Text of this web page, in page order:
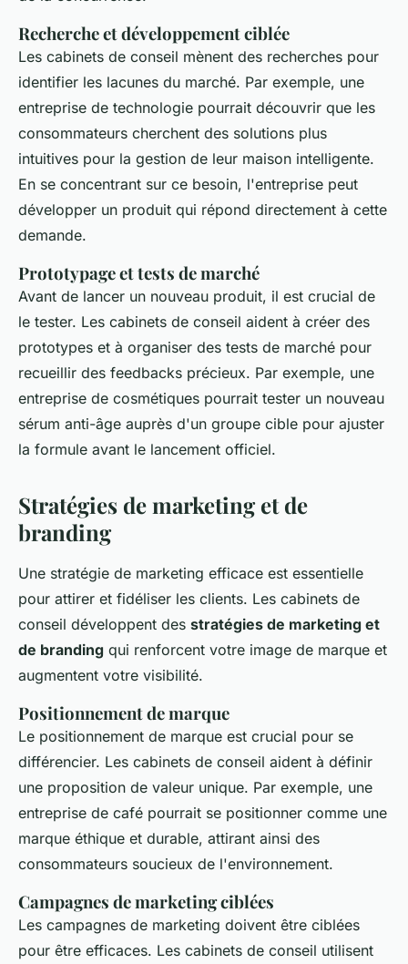
Recherche et développement ciblée
Les cabinets de conseil mènent des recherches pour
identifier les lacunes du marché. Par exemple, une
entreprise de technologie pourrait découvrir que les
consommateurs cherchent des solutions plus
intuitives pour la gestion de leur maison intelligente.
En se concentrant sur ce besoin, l'entreprise peut
développer un produit qui répond directement à cette
demande.
Prototypage et tests de marché
Avant de lancer un nouveau produit, il est crucial de
le tester. Les cabinets de conseil aident à créer des
prototypes et à organiser des tests de marché pour
recueillir des feedbacks précieux. Par exemple, une
entreprise de cosmétiques pourrait tester un nouveau
sérum anti-âge auprès d'un groupe cible pour ajuster
la formule avant le lancement officiel.
Stratégies de marketing et de
branding
Une stratégie de marketing efficace est essentielle
pour attirer et fidéliser les clients. Les cabinets de
conseil développent des stratégies de marketing et
de branding qui renforcent votre image de marque et
augmentent votre visibilité.
Positionnement de marque
Le positionnement de marque est crucial pour se
différencier. Les cabinets de conseil aident à définir
une proposition de valeur unique. Par exemple, une
entreprise de café pourrait se positionner comme une
marque éthique et durable, attirant ainsi des
consommateurs soucieux de l'environnement.
Campagnes de marketing ciblées
Les campagnes de marketing doivent être ciblées
pour être efficaces. Les cabinets de conseil utilisent